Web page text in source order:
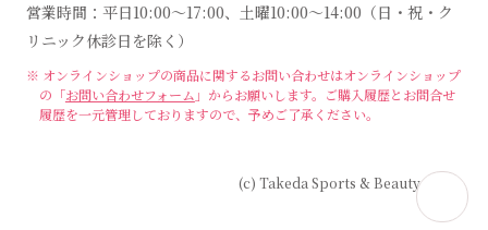
営業時間：平日10:00～17:00、土曜10:00～14:00（日・祝・ク
リニック休診日を除く）
※ オンラインショップの商品に関するお問い合わせはオンラインショップ
の「お問い合わせフォーム 」からお願いします。 ご購入履歴とお問合せ
履歴を一元管理しておりますので、予めご了承ください。
(c) Takeda Sports & Beauty Clinic